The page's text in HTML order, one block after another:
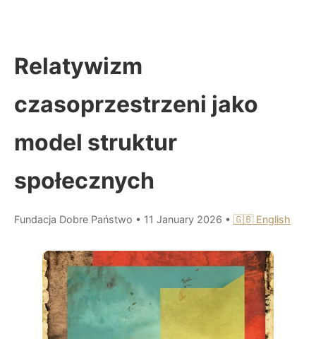
Relatywizm
czasoprzestrzeni jako
model struktur
społecznych
Fundacja Dobre Państwo • 11 January 2026 • 🇬🇧 English